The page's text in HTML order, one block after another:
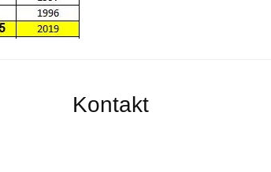
Kontakt